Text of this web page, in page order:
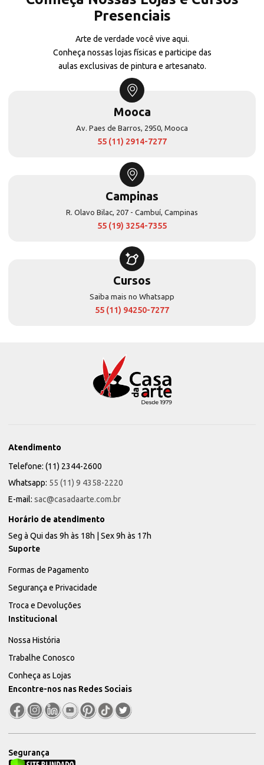
Presenciais
Arte de verdade você vive aqui.
Conheça nossas lojas físicas e participe das
aulas exclusivas de pintura e artesanato.
Mooca
Av. Paes de Barros, 2950, Mooca
55 (11) 2914-7277
Campinas
R. Olavo Bilac, 207 - Cambuí, Campinas
55 (19) 3254-7355
Cursos
Saiba mais no Whatsapp
55 (11) 94250-7277
Atendimento
Telefone: (11) 2344-2600
Whatsapp: 55 (11) 9 4358-2220
E-mail: sac@casadaarte.com.br
Horário de atendimento
Seg à Qui das 9h às 18h | Sex 9h às 17h
Suporte
Formas de Pagamento
Segurança e Privacidade
Troca e Devoluções
Institucional
Nossa História
Trabalhe Conosco
Conheça as Lojas
Encontre-nos nas Redes Sociais
Segurança